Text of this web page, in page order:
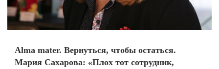
Alma mater. Вернуться, чтобы остаться.
Мария Сахарова: «Плох тот сотрудник,